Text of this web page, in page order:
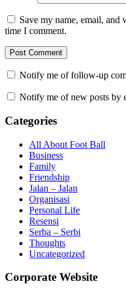
Save my name, email, and
time I comment.
Notify me of follow-up
Notify me of new posts by
Categories
All About Foot Ball
Business
Family
Friendship
Jalan – Jalan
Organisasi
Personal Life
Resensi
Serba – Serbi
Thoughts
Uncategorized
Corporate Website